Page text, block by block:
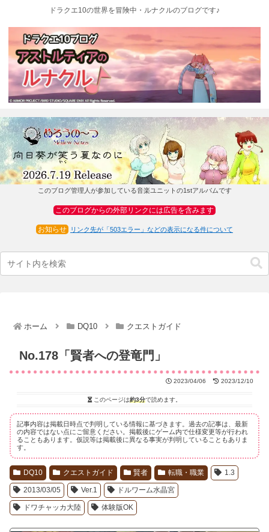
ドラクエ10の世界を冒険中・ルナクルのブログです♪
このブログ管理人が参加している音楽ユニットの1stアルバムです
このブログからの外部リンクには広告を含みます
お知らせ リンク先が「503エラー」などの表示になる件について
ホーム DQ10 クエストガイド
No.178「賢者への登竜門」
2023/04/06 2023/12/10
このページは約3分で読めます。
記事内容は掲載日時点で判明している情報に基づきます。過去の記事は、最新
の内容ではない点にご留意ください。掲載後にゲーム内で仕様変更等が行われ
ることもあります。仮説等は掲載後に異なる事実が判明していることもありま
す。
DQ10 クエストガイド 賢者 転職・職業 1.3
2013/03/05 Ver.1 ドルワーム水晶宮
ドワチャッカ大陸 体験版OK